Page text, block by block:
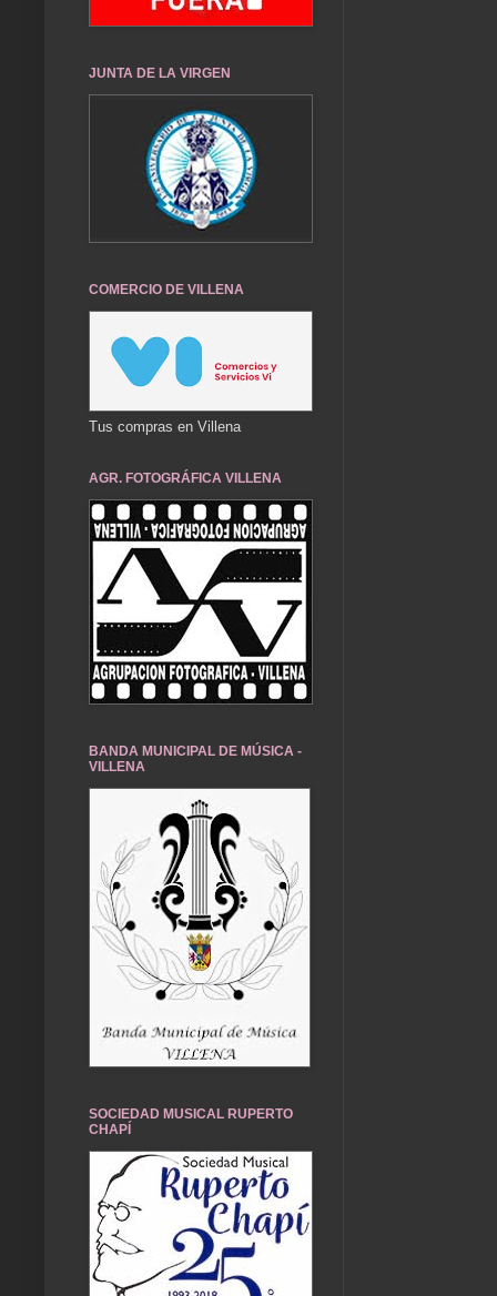
JUNTA DE LA VIRGEN
COMERCIO DE VILLENA
Tus compras en Villena
AGR. FOTOGRÁFICA VILLENA
BANDA MUNICIPAL DE MÚSICA -
VILLENA
SOCIEDAD MUSICAL RUPERTO
CHAPÍ